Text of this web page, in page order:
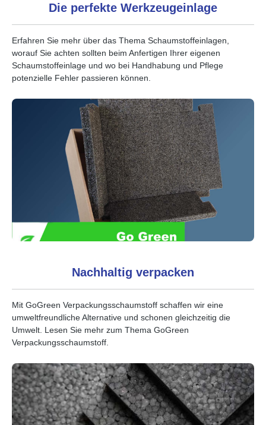
Die perfekte Werkzeugeinlage
Erfahren Sie mehr über das Thema Schaumstoffeinlagen,
worauf Sie achten sollten beim Anfertigen Ihrer eigenen
Schaumstoffeinlage und wo bei Handhabung und Pflege
potenzielle Fehler passieren können.
Nachhaltig verpacken
Mit GoGreen Verpackungsschaumstoff schaffen wir eine
umweltfreundliche Alternative und schonen gleichzeitig die
Umwelt. Lesen Sie mehr zum Thema GoGreen
Verpackungsschaumstoff.